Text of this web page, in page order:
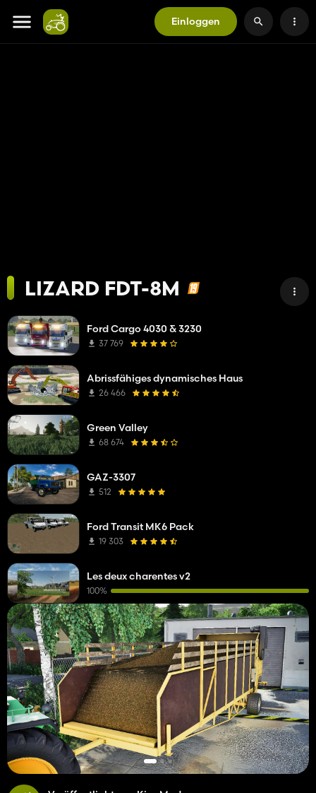
Einloggen
LIZARD FDT-8M
Ford Cargo 4030 & 3230
37 769
Abrissfähiges dynamisches Haus
26 466
Green Valley
68 674
GAZ-3307
512
Ford Transit MK6 Pack
19 303
Les deux charentes v2
100%